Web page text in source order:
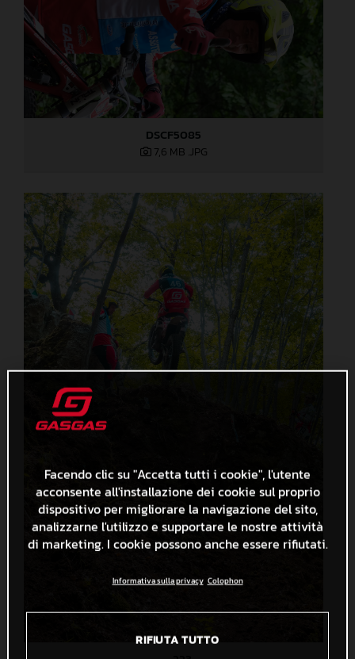
DSCF5085
7,6 MB .JPG
Facendo clic su "Accetta tutti i cookie", l'utente
acconsente all'installazione dei cookie sul proprio
dispositivo per migliorare la navigazione del sito,
analizzarne l'utilizzo e supportare le nostre attività
di marketing. I cookie possono anche essere rifiutati.
Informativa sulla privacy Colophon
RIFIUTA TUTTO